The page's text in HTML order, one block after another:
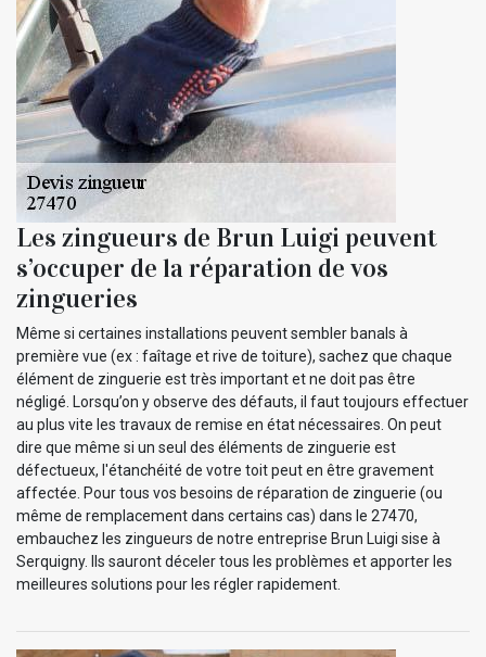
Les zingueurs de Brun Luigi peuvent
s’occuper de la réparation de vos
zingueries
Même si certaines installations peuvent sembler banals à
première vue (ex : faîtage et rive de toiture), sachez que chaque
élément de zinguerie est très important et ne doit pas être
négligé. Lorsqu’on y observe des défauts, il faut toujours effectuer
au plus vite les travaux de remise en état nécessaires. On peut
dire que même si un seul des éléments de zinguerie est
défectueux, l'étanchéité de votre toit peut en être gravement
affectée. Pour tous vos besoins de réparation de zinguerie (ou
même de remplacement dans certains cas) dans le 27470,
embauchez les zingueurs de notre entreprise Brun Luigi sise à
Serquigny. Ils sauront déceler tous les problèmes et apporter les
meilleures solutions pour les régler rapidement.